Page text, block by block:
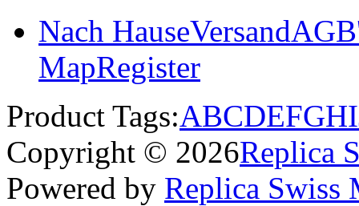
Nach HauseVersand
MapRegister
Product Tags:ABCDEFGHI
Copyright © 2026Replica
Powered by Replica Swiss